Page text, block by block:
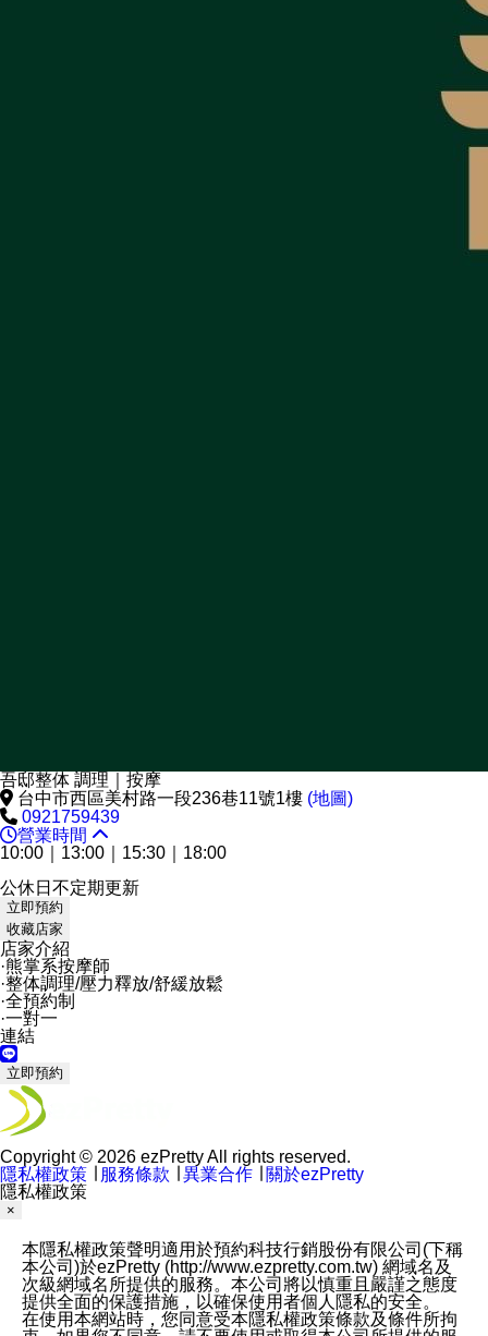
吾邸整体 調理｜按摩
台中市西區美村路一段236巷11號1樓 (地圖)
0921759439
營業時間
10:00｜13:00｜15:30｜18:00
公休日不定期更新
立即預約
收藏店家
店家介紹
·熊掌系按摩師
·整体調理/壓力釋放/舒緩放鬆
·全預約制
·一對一
連結
立即預約
Copyright © 2026 ezPretty All rights reserved.
隱私權政策
服務條款 異業合作
關於ezPretty
隱私權政策
×
本隱私權政策聲明適用於預約科技行銷股份有限公司(下稱
本公司)於ezPretty (http://www.ezpretty.com.tw) 網域名及
次級網域名所提供的服務。本公司將以慎重且嚴謹之態度
提供全面的保護措施，以確保使用者個人隱私的安全。
在使用本網站時，您同意受本隱私權政策條款及條件所拘